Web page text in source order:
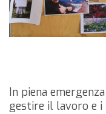
In piena
gestire il lavoro e i